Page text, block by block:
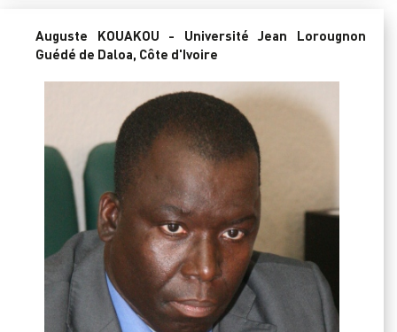
Auguste KOUAKOU - Université Jean Lorougnon
Guédé de Daloa, Côte d'Ivoire